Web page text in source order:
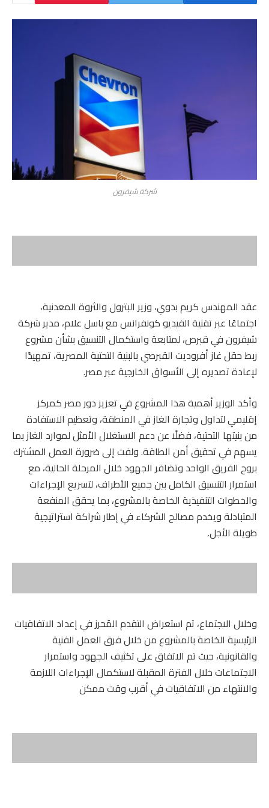
شركة شيفرون
عقد المهندس كريم بدوي، وزير البترول والثروة المعدنية،
اجتماعًا عبر تقنية الفيديو كونفرانس مع باسل علام، مدير شركة
شيفرون في قبرص، لمتابعة واستكمال التنسيق بشأن مشروع
ربط حقل غاز أفروديت القبرصي بالبنية التحتية المصرية، تمهيدًا
لإعادة تصديره إلى الأسواق الخارجية عبر مصر.
وأكد الوزير أهمية هذا المشروع في تعزيز دور مصر كمركز
إقليمي لتداول وتجارة الغاز في المنطقة، وتعظيم الاستفادة
من بنيتها التحتية، فضلًا عن دعم الاستغلال الأمثل لموارد الغاز بما
يسهم في تحقيق أمن الطاقة. ولفت إلى ضرورة العمل المشترك
بروح الفريق الواحد وتضافر الجهود خلال المرحلة الحالية، مع
استمرار التنسيق الكامل بين جميع الأطراف، لتسريع الإجراءات
والخطوات التنفيذية الخاصة بالمشروع، بما يحقق المنفعة
المتبادلة ويخدم مصالح الشركاء في إطار شراكة استراتيجية
طويلة الأجل.
وخلال الاجتماع، تم استعراض التقدم المُحرز في إعداد الاتفاقيات
الرئيسية الخاصة بالمشروع من خلال فرق العمل الفنية
والقانونية، حيث تم الاتفاق على تكثيف الجهود واستمرار
الاجتماعات خلال الفترة المقبلة لاستكمال الإجراءات اللازمة
والانتهاء من الاتفاقيات في أقرب وقت ممكن